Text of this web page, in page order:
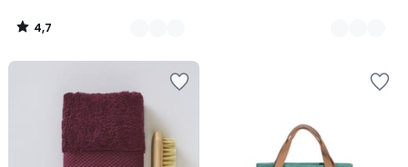
4,7
/